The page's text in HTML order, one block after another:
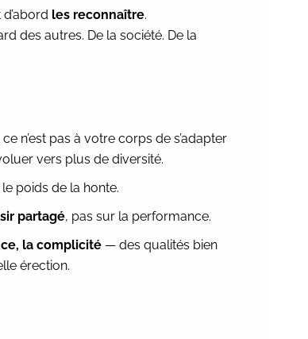
les reconnaître.
des autres. De la société. De la
ce n’est pas à votre corps de s’adapter
vers plus de diversité.
poids de la honte.
partagé, pas sur la performance.
la complicité — des qualités bien
érection.